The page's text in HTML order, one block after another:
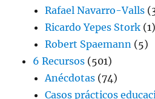
Rafael Navarro-Valls
Ricardo Yepes Stork (1)
Robert Spaemann (5)
6 Recursos (501)
Anécdotas (74)
Casos prácticos